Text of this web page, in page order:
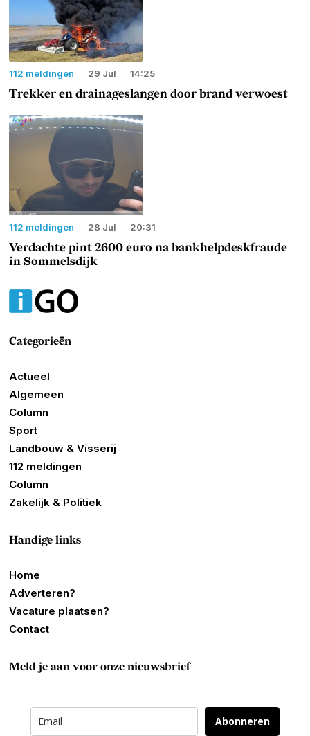
112 meldingen 29 Jul 14:25
Trekker en drainageslangen door brand verwoest
112 meldingen 28 Jul 20:31
Verdachte pint 2600 euro na bankhelpdeskfraude
in Sommelsdijk
Categorieën
Actueel
Algemeen
Column
Sport
Landbouw & Visserij
112 meldingen
Column
Zakelijk & Politiek
Handige links
Home
Adverteren?
Vacature plaatsen?
Contact
Meld je aan voor onze nieuwsbrief
Abonneren